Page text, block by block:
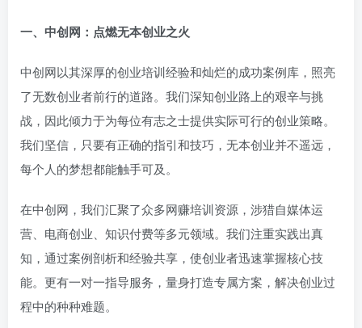
一、中创网：点燃无本创业之火
中创网以其深厚的创业培训经验和灿烂的成功案例库，照亮
了无数创业者前行的道路。我们深知创业路上的艰辛与挑
战，因此倾力于为每位有志之士提供实际可行的创业策略。
我们坚信，只要有正确的指引和技巧，无本创业并不遥远，
每个人的梦想都能触手可及。
在中创网，我们汇聚了众多网赚培训资源，涉猎自媒体运
营、电商创业、知识付费等多元领域。我们注重实践出真
知，通过案例剖析和经验共享，使创业者迅速掌握核心技
能。更有一对一指导服务，量身打造专属方案，解决创业过
程中的种种难题。